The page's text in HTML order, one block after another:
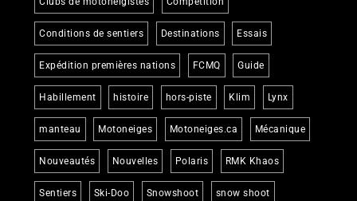
Conditions de sentiers Destinations Essais
Expédition premières nations FCMQ Guide
Habillement histoire hors-piste Klim Lynx
manteau Motoneiges Motoneiges.ca Mécanique
Nouveautés Nouvelles Polaris RMK Khaos
Sentiers Ski-Doo Snowshoot snow shoot